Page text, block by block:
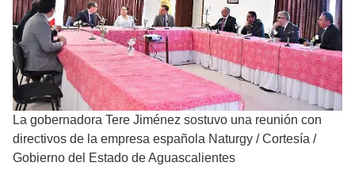
La gobernadora Tere Jiménez sostuvo una reunión con
directivos de la empresa española Naturgy /Cortesía /
Gobierno del Estado de Aguascalientes